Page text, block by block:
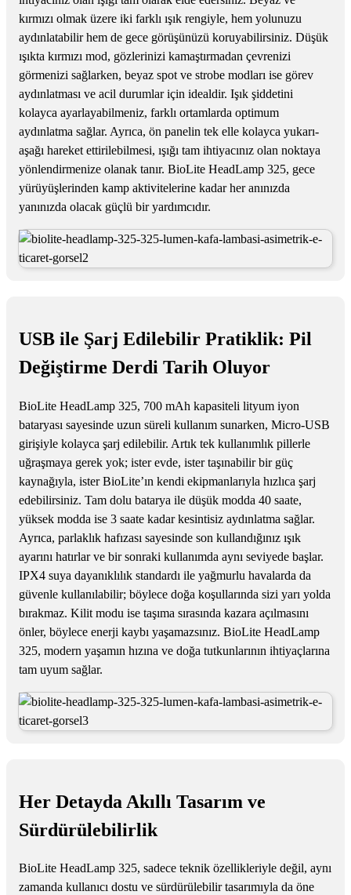
kırmızı olmak üzere iki farklı ışık rengiyle, hem yolunuzu
aydınlatabilir hem de gece görüşünüzü koruyabilirsiniz. Düşük
ışıkta kırmızı mod, gözlerinizi kamaştırmadan çevrenizi
görmenizi sağlarken, beyaz spot ve strobe modları ise görev
aydınlatması ve acil durumlar için idealdir. Işık şiddetini
kolayca ayarlayabilmeniz, farklı ortamlarda optimum
aydınlatma sağlar. Ayrıca, ön panelin tek elle kolayca yukarı-
aşağı hareket ettirilebilmesi, ışığı tam ihtiyacınız olan noktaya
yönlendirmenize olanak tanır. BioLite HeadLamp 325, gece
yürüyüşlerinden kamp aktivitelerine kadar her anınızda
yanınızda olacak güçlü bir yardımcıdır.
USB ile Şarj Edilebilir Pratiklik: Pil
Değiştirme Derdi Tarih Oluyor
BioLite HeadLamp 325, 700 mAh kapasiteli lityum iyon
bataryası sayesinde uzun süreli kullanım sunarken, Micro-USB
girişiyle kolayca şarj edilebilir. Artık tek kullanımlık pillerle
uğraşmaya gerek yok; ister evde, ister taşınabilir bir güç
kaynağıyla, ister BioLite’ın kendi ekipmanlarıyla hızlıca şarj
edebilirsiniz. Tam dolu batarya ile düşük modda 40 saate,
yüksek modda ise 3 saate kadar kesintisiz aydınlatma sağlar.
Ayrıca, parlaklık hafızası sayesinde son kullandığınız ışık
ayarını hatırlar ve bir sonraki kullanımda aynı seviyede başlar.
IPX4 suya dayanıklılık standardı ile yağmurlu havalarda da
güvenle kullanılabilir; böylece doğa koşullarında sizi yarı yolda
bırakmaz. Kilit modu ise taşıma sırasında kazara açılmasını
önler, böylece enerji kaybı yaşamazsınız. BioLite HeadLamp
325, modern yaşamın hızına ve doğa tutkunlarının ihtiyaçlarına
tam uyum sağlar.
Her Detayda Akıllı Tasarım ve
Sürdürülebilirlik
BioLite HeadLamp 325, sadece teknik özellikleriyle değil, aynı
zamanda kullanıcı dostu ve sürdürülebilir tasarımıyla da öne